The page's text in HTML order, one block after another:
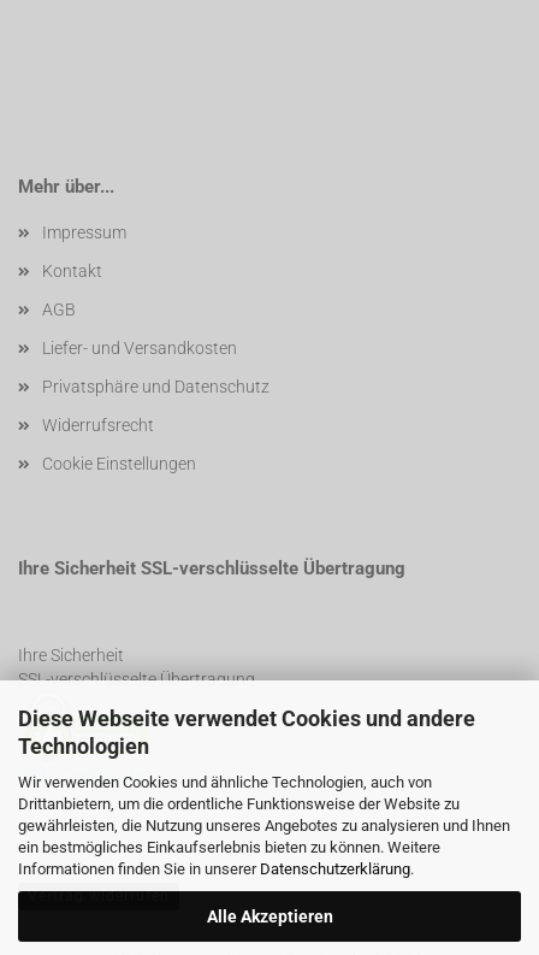
Diese Webseite verwendet Cookies und andere
Technologien
Wir verwenden Cookies und ähnliche Technologien, auch von
Drittanbietern, um die ordentliche Funktionsweise der Website zu
gewährleisten, die Nutzung unseres Angebotes zu analysieren und Ihnen
ein bestmögliches Einkaufserlebnis bieten zu können. Weitere
Informationen finden Sie in unserer Datenschutzerklärung.
Alle Akzeptieren
Mehr über...
Impressum
Kontakt
AGB
Liefer- und Versandkosten
Privatsphäre und Datenschutz
Widerrufsrecht
Cookie Einstellungen
Ihre Sicherheit SSL-verschlüsselte Übertragung
Ihre Sicherheit
SSL-verschlüsselte Übertragung
SSL Certificate
Vertrag widerrufen